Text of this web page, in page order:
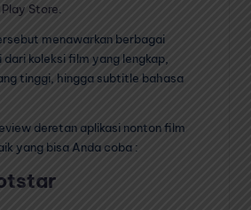
Store
menawarkan berbagai
koleksi film yang lengkap,
tinggi, hingga subtitle bahasa
deretan aplikasi nonton film
yang bisa Anda coba :